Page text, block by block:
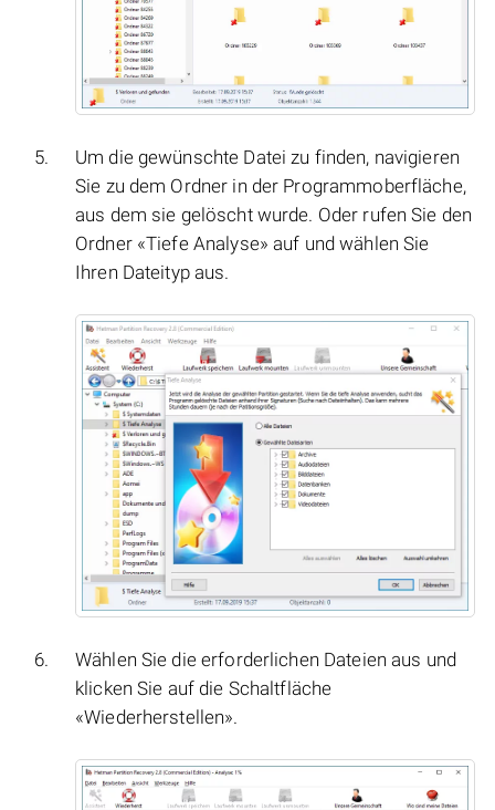
Um die gewünschte Datei zu finden, navigieren
Sie zu dem Ordner in der Programmoberfläche,
aus dem sie gelöscht wurde. Oder rufen Sie den
Ordner «Tiefe Analyse» auf und wählen Sie
Ihren Dateityp aus.
Wählen Sie die erforderlichen Dateien aus und
klicken Sie auf die Schaltfläche
«Wiederherstellen».